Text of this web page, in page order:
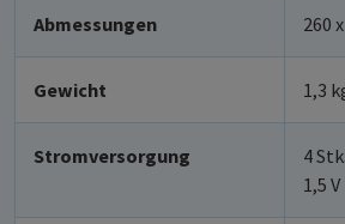
Abmessungen 260
Gewicht 1,3
Stromversorgung
4
1,5 V